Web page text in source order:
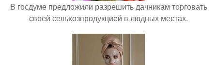
В госдуме предложили разрешить дачникам торговать
своей сельхозпродукцией в людных местах.